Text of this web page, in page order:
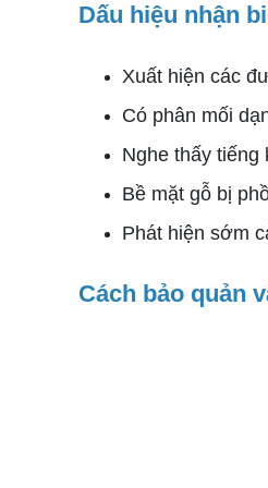
Dấu hiệu nhận
Xuất hiện các
Có phân mối
Nghe thấy tiếng
Bề mặt gỗ bị
Phát hiện sớm
Cách bảo quản